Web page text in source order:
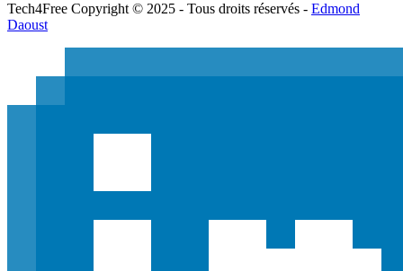
Tech4Free Copyright © 2025 - Tous droits réservés - Edmond
Daoust